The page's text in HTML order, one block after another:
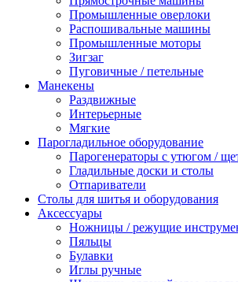
Промышленные оверлоки
Распошивальные машины
Промышленные моторы
Зигзаг
Пуговичные / петельные
Манекены
Раздвижные
Интерьерные
Мягкие
Парогладильное оборудование
Парогенераторы с утюгом /
Гладильные доски и столы
Отпариватели
Столы для шитья и оборудования
Аксессуары
Ножницы / режущие
Пяльцы
Булавки
Иглы ручные